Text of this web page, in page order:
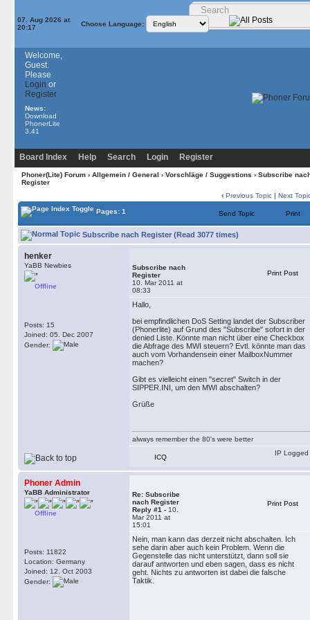
07. Aug 2026 at
20:17
Choose Language:
Welcome,
Guest.
Please
Login or
Register
News:
Download
PhonerLite
3.41
Board Index Help Search Login Register
Phoner(Lite) Forum› Allgemein / General › Vorschläge / Suggestions › Subscribe
Register
‹ Previous Topic | Next
Pages: 1 Send Topic Print
Subscribe nach Register (Read 3077 times)
henker
YaBB Newbies
Offline
Posts: 15
Joined: 05. Dec 2007
Gender:
Subscribe nach
Register
10. Mar 2011 at
08:33
Print Post
Hallo,
bei empfindlichen DoS Setting landet der Subscriber
(Phonerlite) auf Grund des "Subscribe" sofort in der
denied Liste. Könnte man nicht über eine Checkbox
die Abfrage des MWI steuern? Evtl. könnte man das
auch vom Vorhandensein einer MailboxNummer
machen?
Gibt es vielleicht einen "secret" Switch in der
SIPPER.INI, um den MWI abschalten?
Grüße
always remember the 80's were better
ICQ
IP Logged
Phoner Admin
YaBB Administrator
Offline
Posts: 11822
Location: Germany
Joined: 12. Oct 2003
Gender:
Re: Subscribe
nach Register
Reply #1 - 10.
Mar 2011 at
15:01
Print Post
Nein, man kann das derzeit nicht abschalten. Ich
sehe darin aber auch kein Problem. Wenn die
Gegenstelle das nicht unterstützt, dann soll sie
darauf antworten und eben sagen, dass es nicht
geht. Nichts zu antworten ist dabei die falsche
Taktik.